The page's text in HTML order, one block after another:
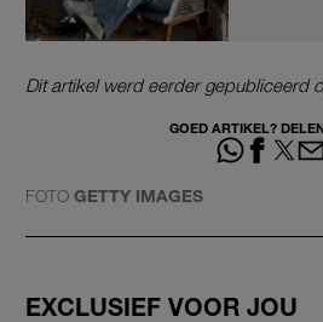
Dit artikel werd eerder gepubliceerd
GOED ARTIKEL?
FOTO GETTY IMAGES
EXCLUSIEF VOOR JOU